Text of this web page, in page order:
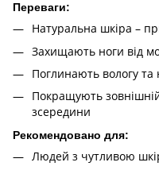
Переваги:
Натуральна шкіра –
Захищають ноги від
Поглинають вологу та
Покращують
зсередини
Рекомендовано для:
Людей з чутливою